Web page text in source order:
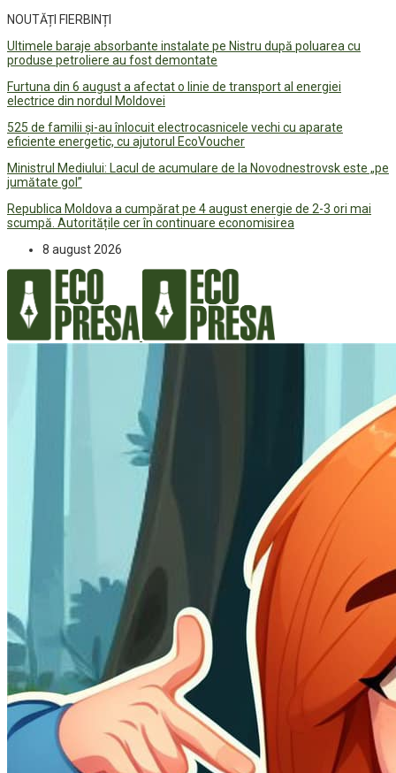
NOUTĂȚI FIERBINȚI
Ultimele baraje absorbante instalate pe Nistru după poluarea cu
produse petroliere au fost demontate
Furtuna din 6 august a afectat o linie de transport al energiei
electrice din nordul Moldovei
525 de familii și-au înlocuit electrocasnicele vechi cu aparate
eficiente energetic, cu ajutorul EcoVoucher
Ministrul Mediului: Lacul de acumulare de la Novodnestrovsk este „pe
jumătate gol”
Republica Moldova a cumpărat pe 4 august energie de 2-3 ori mai
scumpă. Autoritățile cer în continuare economisirea
8 august 2026